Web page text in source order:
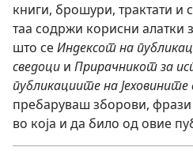
книги, брошури, трактати и
таа содржи корисни алатки
што се Индексот на
сведоци и Прирачникот за
публикациите на Јеховините
пребаруваш зборови,
во која и да било од овие